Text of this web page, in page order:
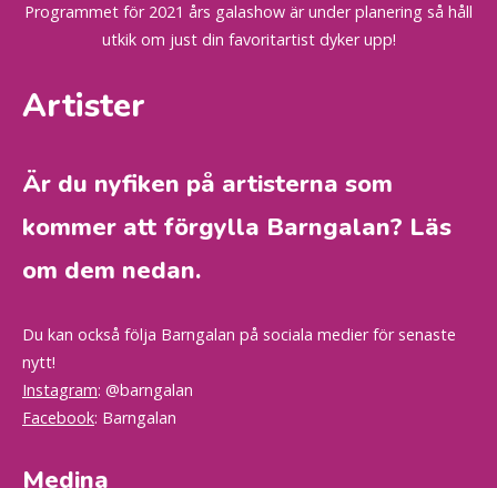
Programmet för 2021 års galashow är under planering så håll
utkik om just din favoritartist dyker upp!
Artister
Är du nyfiken på artisterna som
kommer att förgylla Barngalan? Läs
om dem nedan.
Du kan också följa Barngalan på sociala medier för senaste
nytt!
Instagram: @barngalan
Facebook: Barngalan
Medina